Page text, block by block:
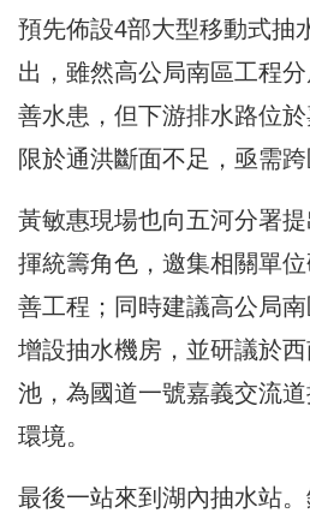
預先佈設4部大型移動式抽
出，雖然高公局南區工程
善水患，但下游排水路位
限於通洪斷面不足，亟需跨
黃敏惠現場也向五河分署
揮統籌角色，邀集相關單
善工程；同時建議高公局
增設抽水機房，並研議於
池，為國道一號嘉義交流
環境。
最後一站來到湖內抽水站